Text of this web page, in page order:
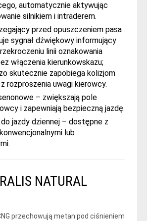
automatycznie aktywując
silnikiem i intraderem.
przed opuszczeniem pasa
sygnał dźwiękowy informujący
linii oznakowania
włączenia kierunkowskazu;
skutecznie zapobiega kolizjom
rozproszenia uwagi kierowcy.
– zwiększają pole
i zapewniają bezpieczną jazdę.
do jazdy dziennej – dostępne z
lub
NATURAL
przechowują metan pod ciśnieniem